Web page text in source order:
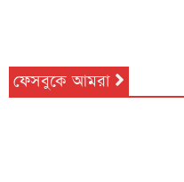
ফেসবুকে আমরা